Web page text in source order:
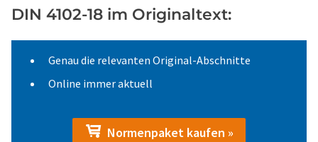
DIN 4102-18 im Originaltext:
Genau die relevanten Original-Abschnitte
Online immer aktuell
Normenpaket kaufen »